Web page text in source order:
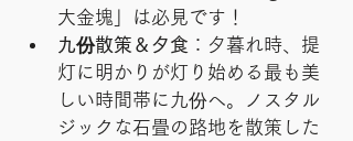
大金塊」は必見です！
九份散策＆夕食 ：夕暮れ時、提
灯に明かりが灯り始める最も美
しい時間帯に九份へ。ノスタル
ジックな石畳の路地を散策した